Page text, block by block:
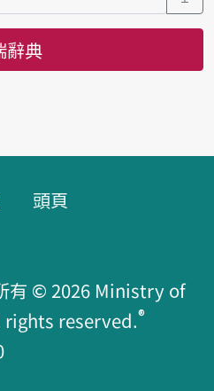
辭典
頭頁
有 © 2026 Ministry of
rights reserved.®